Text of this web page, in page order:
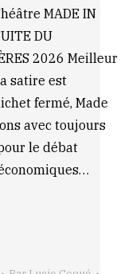
MADE IN
DU
2026 Meilleur
satire est
fermé, Made
avec toujours
le débat